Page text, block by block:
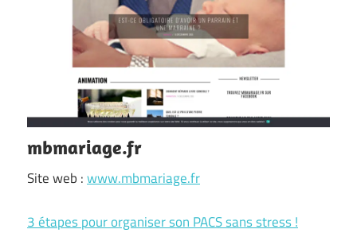
mbmariage.fr
Site web :www.mbmariage.fr
3 étapes pour organiser son PACS sans stress !